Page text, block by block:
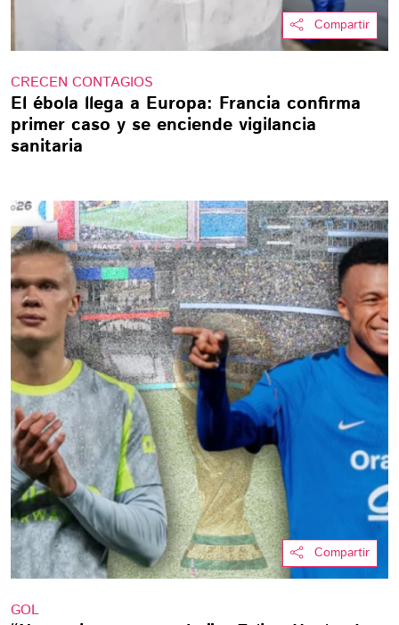
Compartir
CRECEN CONTAGIOS
El ébola llega a Europa: Francia confirma
primer caso y se enciende vigilancia
sanitaria
Compartir
GOL